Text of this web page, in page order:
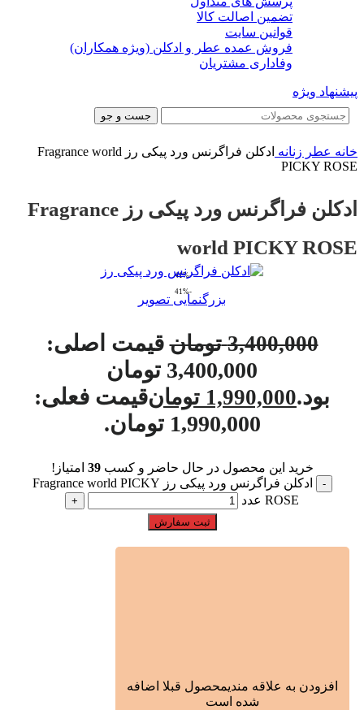
تضمین اصالت کالا
قوانین سایت
فروش عمده عطر و ادکلن (ویژه همکاران)
وفاداری مشتریان
پیشنهاد ویژه
جست و جو
خانه عطر زنانه
ادکلن فراگرنس ورد پیکی رز Fragrance world
PICKY ROSE
ادکلن فراگرنس ورد پیکی رز Fragrance
world PICKY ROSE
-41%
-41%
بزرگنمایی تصویر
3,400,000 تومان قیمت اصلی:
3,400,000 تومان
بود.1,990,000 تومانقیمت فعلی:
1,990,000 تومان.
خرید این محصول در حال حاضر و کسب39 امتیاز!
ادکلن فراگرنس ورد پیکی رز Fragrance world PICKY
ROSE عدد
ثبت سفارش
افزودن به علاقه مندیمحصول قبلا اضافه
شده است